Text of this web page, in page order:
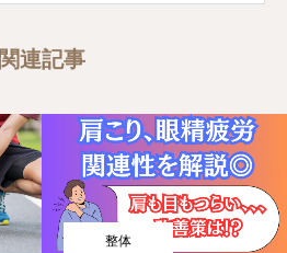
関連記事
整体